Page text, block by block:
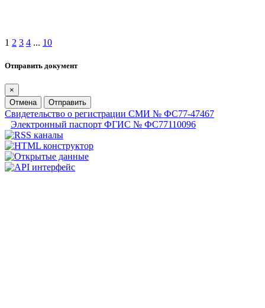
1 2 3 4 ... 10
Отправить документ
×
Отмена
Отправить
Свидетельство о регистрации СМИ № ФС77-47467
Электронный паспорт ФГИС № ФС77110096